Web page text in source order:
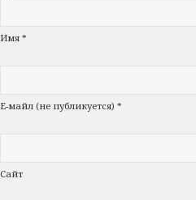
Имя *
Е-майл (не публикуется) *
Сайт